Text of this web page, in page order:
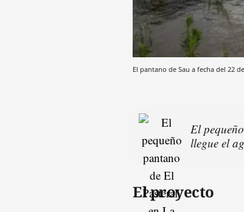
El pantano de Sau a fecha del 22
El
llegue el
El proyecto